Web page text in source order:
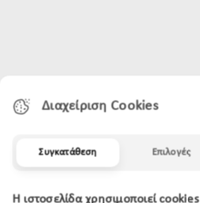
Διαχείριση Cookies
Συγκατάθεση Επιλογές
Η ιστοσελίδα χρησιμοποιεί cookies